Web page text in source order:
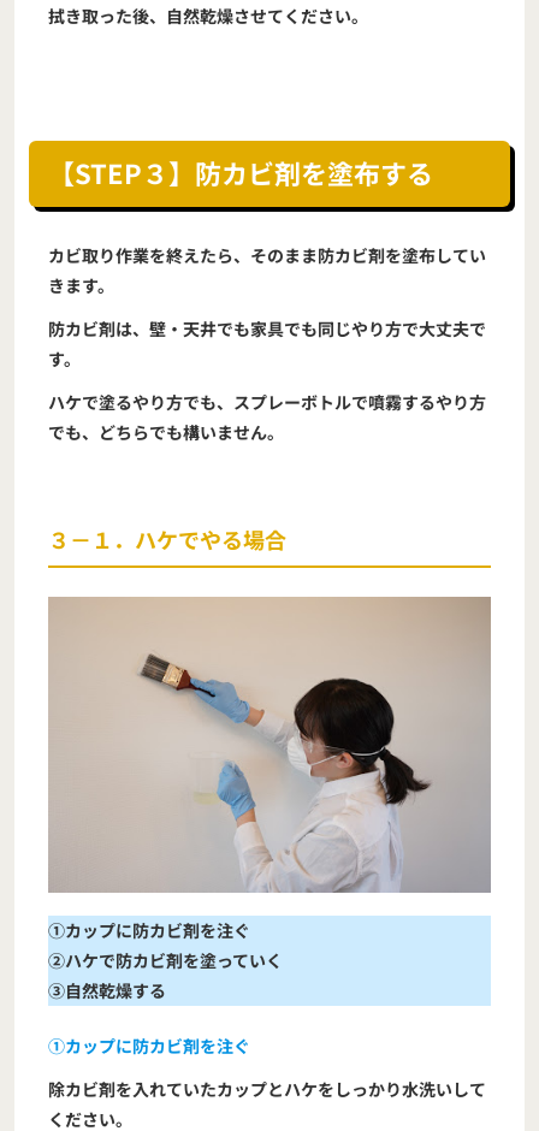
拭き取った後、自然乾燥させてください。
【STEP３】防カビ剤を塗布する
カビ取り作業を終えたら、そのまま防カビ剤を塗布してい
きます。
防カビ剤は、壁・天井でも家具でも同じやり方で大丈夫で
す。
ハケで塗るやり方でも、スプレーボトルで噴霧するやり方
でも、どちらでも構いません。
３－１．ハケでやる場合
①カップに防カビ剤を注ぐ
②ハケで防カビ剤を塗っていく
③自然乾燥する
①カップに防カビ剤を注ぐ
除カビ剤を入れていたカップとハケをしっかり水洗いして
ください。